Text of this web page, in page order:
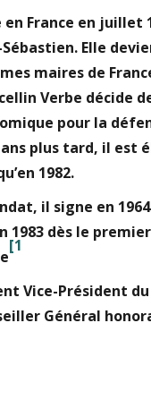
en France en juillet
Elle
maires de
Verbe décide
pour la
plus tard, il est
1982.
il signe en
1983 dès le
[1
Vice-Président
Général